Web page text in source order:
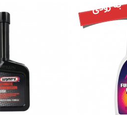
به زودی